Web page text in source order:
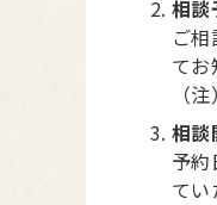
相談
ご
てお
（
相談
予
てい